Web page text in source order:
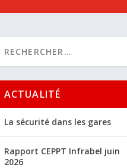
ACTUALITÉ
La sécurité dans les gares
Rapport CEPPT Infrabel juin
2026